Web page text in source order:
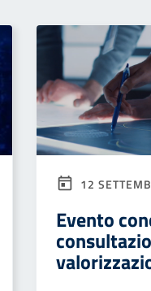
12
Evento